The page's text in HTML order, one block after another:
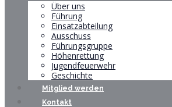
Über uns
Führung
Einsatzabteilung
Ausschuss
Führungsgruppe
Höhenrettung
Jugendfeuerwehr
Geschichte
Mitglied werden
Kontakt